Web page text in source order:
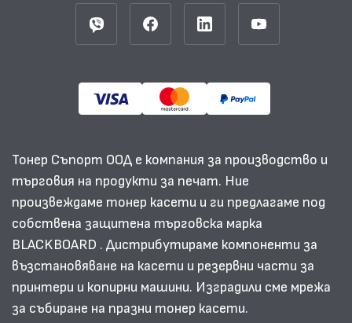
Тонер Съпорт ООД е компания за производство и
търговия на продукти за печат. Ние
произвеждаме тонер касети и ги предлагаме под
собствена защитена търговска марка
BLACKBOARD . Дистрибутираме компоненти за
възстановяване на касети и резервни части за
принтери и копирни машини. Изградили сме мрежа
за събиране на празни тонер касети.